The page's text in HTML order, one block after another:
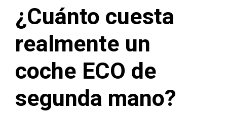
¿Cuánto cuesta
realmente un
coche ECO de
segunda mano?